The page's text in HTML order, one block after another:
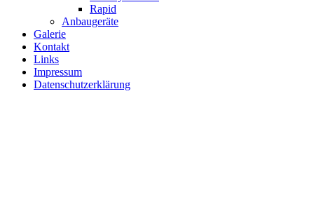
Rapid
Anbaugeräte
Galerie
Kontakt
Links
Impressum
Datenschutzerklärung